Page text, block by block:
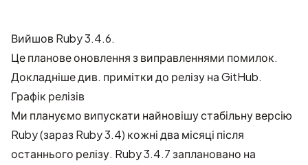
Вийшов Ruby 3.4.6.
Це планове оновлення з виправленнями помилок.
Докладніше див. примітки до релізу на GitHub.
Графік релізів
Ми плануємо випускати найновішу стабільну версію
Ruby (зараз Ruby 3.4) кожні два місяці після
останнього релізу. Ruby 3.4.7 заплановано на